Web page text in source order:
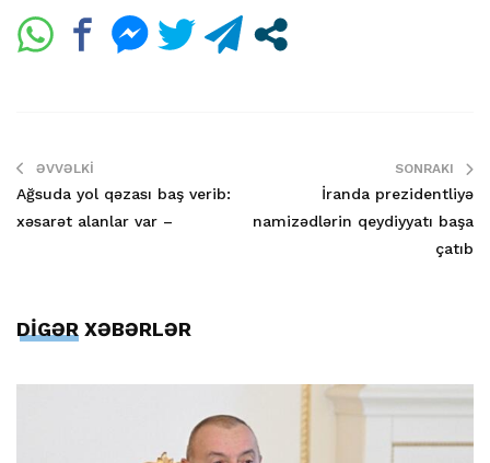
ƏVVƏLKI
Ağsuda yol qəzası baş verib:
xəsarət alanlar var –
SONRAKI
İranda prezidentliyə
namizədlərin qeydiyyatı başa
çatıb
DİGƏR XƏBƏRLƏR